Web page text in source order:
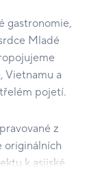
gastronomie,
Mladé
Vietnamu a
pojetí.
z
originálních
k asijské